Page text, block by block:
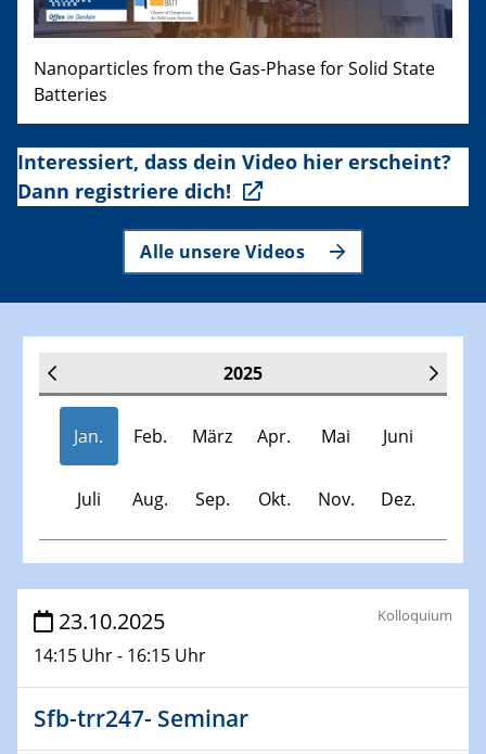
Nanoparticles from the Gas-Phase for Solid State
Batteries
Interessiert, dass dein Video hier erscheint?
Dann registriere dich!
Alle unsere Videos
2025
Jan. Feb. März Apr. Mai Juni
Juli Aug. Sep. Okt. Nov. Dez.
Veranstaltungen
30.11.-0001 - 06.02.2025
SFB/TRR 247 Seminar
23.10.2025
14:15 Uhr - 16:15 Uhr
Kolloquium
Sfb-trr247- Seminar